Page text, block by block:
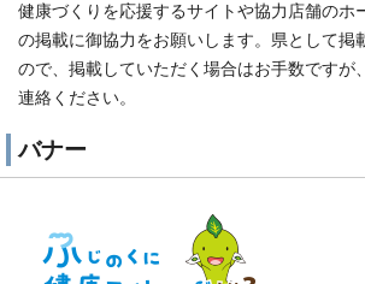
健康づくりを応援するサイトや協力店舗のホ
の掲載に御協力をお願いします。県として掲
ので、掲載していただく場合はお手数ですが
連絡ください。
バナー